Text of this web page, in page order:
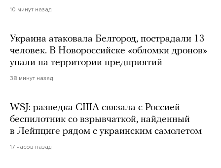
10 минут назад
Украина атаковала Белгород, пострадали 13
человек. В Новороссийске «обломки дронов»
упали на территории предприятий
38 минут назад
WSJ: разведка США связала с Россией
беспилотник со взрывчаткой, найденный
в Лейпциге рядом с украинским самолетом
17 часов назад